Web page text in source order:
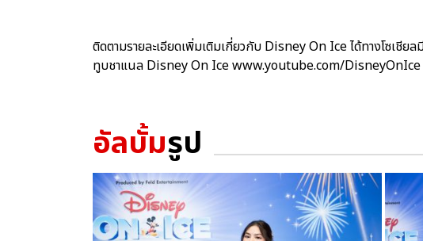
ติดตามรายละเอียดเพิ่มเติมเกี่ยวกับ Disney On Ice ได้ทางโซเ
ทูบชาแนล Disney On Ice www.youtube.com/DisneyOnIce
อัลบั้มรูป